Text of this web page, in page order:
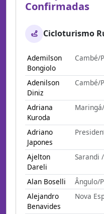
Confirmadas
Cicloturismo
Ademilson
Bongiolo
Cambé/
Adenilson
Diniz
Cambé/
Adriana
Kuroda
Adriano
Japones
Ajelton
Dareli
Sarandi
Alan Boselli Ângulo/
Alejandro
Benavides
Nova